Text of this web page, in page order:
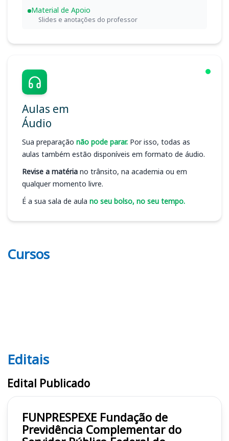
Material de Apoio
Slides e anotações do professor
Aulas em
Áudio
Sua preparação não pode parar. Por isso, todas as
aulas também estão disponíveis em formato de áudio.
Revise a matéria no trânsito, na academia ou em
qualquer momento livre.
É a sua sala de aula no seu bolso, no seu tempo.
Cursos
Editais FUNPRESP-EXE
Editais
Edital Publicado
FUNPRESPEXE Fundação de
Previdência Complementar do